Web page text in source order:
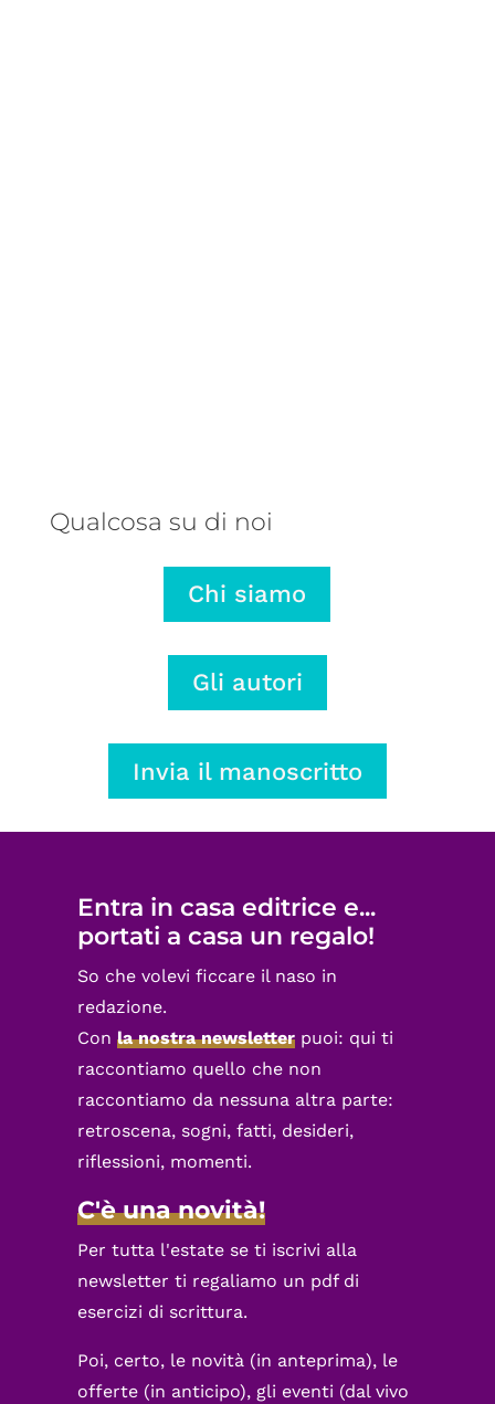
Qualcosa su di noi
Chi siamo
Gli autori
Invia il manoscritto
Entra in casa editrice e...
portati a casa un regalo!
So che volevi ficcare il naso in
redazione.
Con la nostra newsletterpuoi: qui ti
raccontiamo quello che non
raccontiamo da nessuna altra parte:
retroscena, sogni, fatti, desideri,
riflessioni, momenti.
C'è una novità!
Per tutta l'estate se ti iscrivi alla
newsletter ti regaliamo un pdf di
esercizi di scrittura.
Poi, certo, le novità (in anteprima), le
offerte (in anticipo), gli eventi (dal vivo